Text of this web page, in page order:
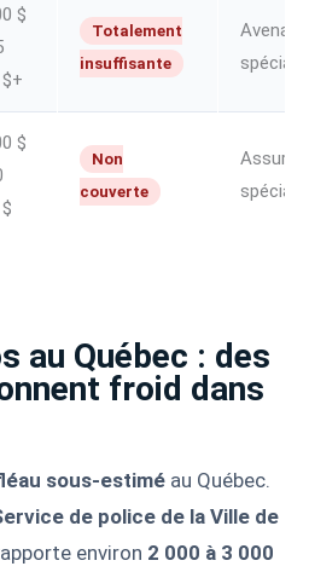
$
Totalement
insuffisante
$
Non
couverte
au Québec : des
froid dans
sous-estimé au Québec.
de police de la Ville de
environ 2 000 à 3 000